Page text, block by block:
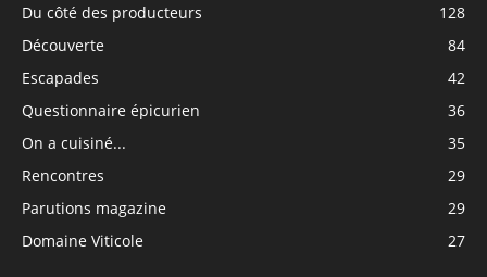
Du côté des producteurs
128
Découverte
84
Escapades
42
Questionnaire épicurien
36
On a cuisiné...
35
Rencontres
29
Parutions magazine
29
Domaine Viticole
27